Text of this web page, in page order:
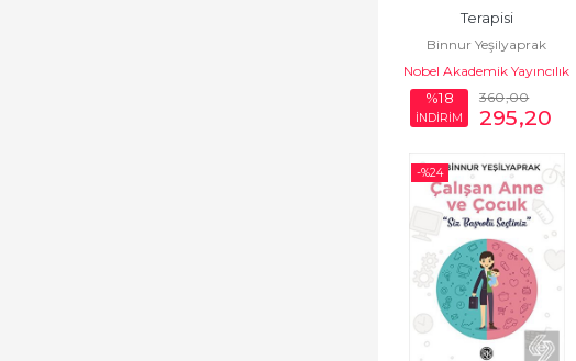
Terapisi
Binnur Yeşilyaprak
Nobel Akademik Yayıncılık
%18
İNDİRİM
360,00
295,20
-%24